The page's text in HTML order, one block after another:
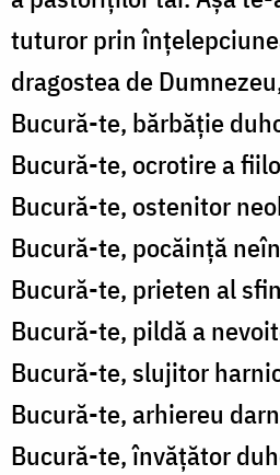
tuturor prin
dragostea de
Bucură-te, bărbăție
Bucură-te, ocrotire a
Bucură-te, ostenitor
Bucură-te, pocăință
Bucură-te, prieten al
Bucură-te, pildă a
Bucură-te, slujitor
Bucură-te, arhiereu
Bucură-te, învățător